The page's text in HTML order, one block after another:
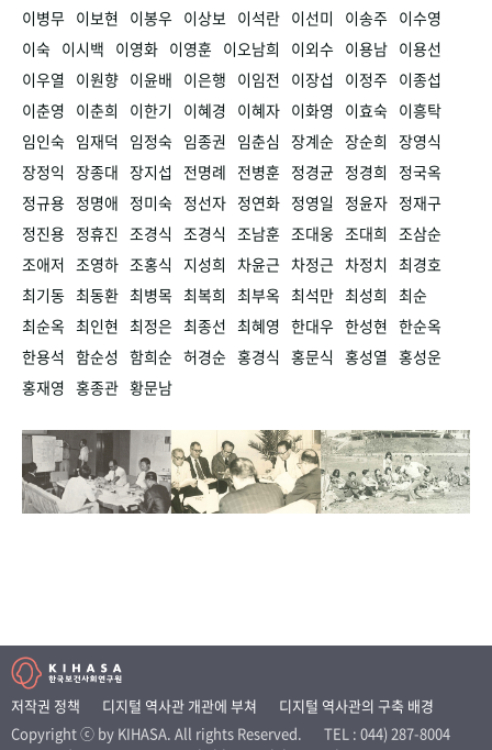
이병무 이보현 이봉우 이상보 이석란 이선미 이송주 이수영
이숙 이시백 이영화 이영훈 이오남희 이외수 이용남 이용선
이우열
이원향 이윤배 이은행 이임전 이장섭 이정주 이종섭
이춘영
이춘희 이한기 이혜경 이혜자 이화영 이효숙 이흥탁
임인숙 임재덕 임정숙 임종권 임춘심 장계순 장순희 장영식
장정익 장종대 장지섭 전명례 전병훈 정경균 정경희
정국옥
정규용 정명애 정미숙 정선자 정연화 정영일 정윤자 정재구
정진용 정휴진 조경식 조경식 조남훈 조대웅 조대희 조삼순
조애저 조영하 조홍식 지성희 차윤근 차정근 차정치 최경호
최기동 최동환 최병목 최복희 최부옥 최석만 최성희 최순
최순옥 최인현 최정은 최종선 최혜영 한대우 한성현 한순옥
한용석 함순성 함희순 허경순 홍경식 홍문식 홍성열 홍성운
홍재영 홍종관 황문남
저작권 정책 디지털 역사관 개관에 부쳐
디지털 역사관의 구축 배경
Copyright ⓒ by KIHASA. All rights Reserved.
TEL : 044) 287-8004